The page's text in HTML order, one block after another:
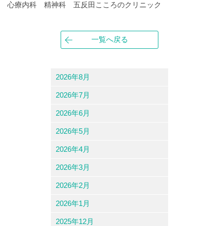
心療内科 精神科 五反田こころのクリニック
一覧へ戻る
2026年8月
2026年7月
2026年6月
2026年5月
2026年4月
2026年3月
2026年2月
2026年1月
2025年12月